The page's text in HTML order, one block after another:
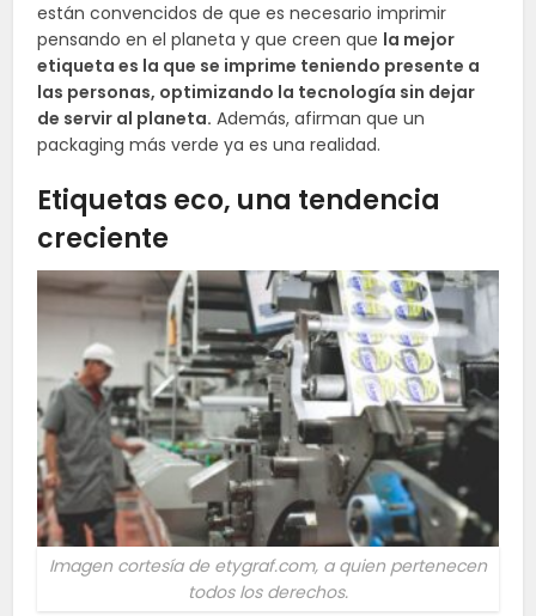
están convencidos de que es necesario imprimir
pensando en el planeta y que creen que la mejor
etiqueta es la que se imprime teniendo presente a
las personas, optimizando la tecnología sin dejar
de servir al planeta. Además, afirman que un
packaging más verde ya es una realidad.
Etiquetas eco, una tendencia
creciente
Imagen cortesía de etygraf.com, a quien pertenecen
todos los derechos.